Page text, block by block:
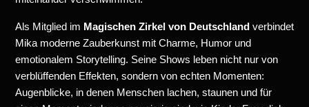
Als Mitglied im Magischen Zirkel von Deutschland verbindet
Mika moderne Zauberkunst mit Charme, Humor und
emotionalem Storytelling. Seine Shows leben nicht nur von
verblüffenden Effekten, sondern von echten Momenten:
Augenblicke, in denen Menschen lachen, staunen und für